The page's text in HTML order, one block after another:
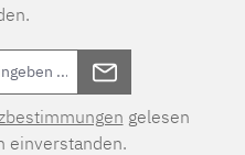
gelesen
einverstanden.